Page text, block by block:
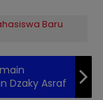
Baru
Dzaky Asraf